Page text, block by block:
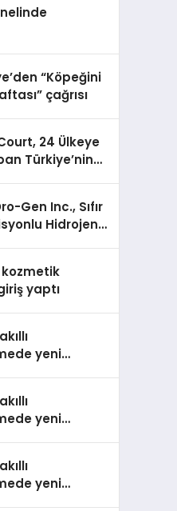
“Köpeğini
çağrısı
24 Ülkeye
Türkiye’nin
Gen Inc., Sıfır
Hidrojen
kozmetik
yaptı
yeni
yeni
Plus
yeni
Plus